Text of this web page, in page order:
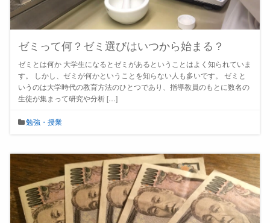
ゼミって何？ゼミ選びはいつから始まる？
ゼミとは何か 大学生になるとゼミがあるということはよく知られていま
す。 しかし、ゼミが何かということを知らない人も多いです。 ゼミと
いうのは大学時代の教育方法のひとつであり、指導教員のもとに数名の
生徒が集まって研究や分析 […]
勉強・授業